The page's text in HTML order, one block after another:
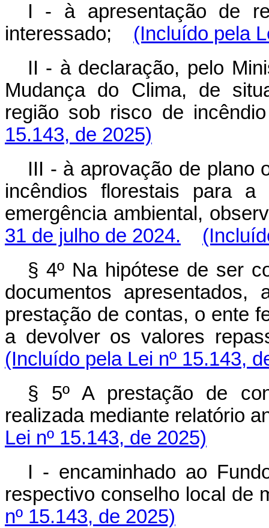
I - à apresentação de
interessado;
(Incluído pela
II - à declaração, pelo
Mudança do Clima, de
região sob risco de
15.143, de 2025)
III - à aprovação de plano
incêndios florestais para
emergência ambiental,
31 de julho de 2024.
§ 4º Na hipótese de ser
documentos
prestação de contas, o ente
a devolver os valores
(Incluído pela Lei nº 15.143,
§ 5º A prestação de
realizada mediante relatório
Lei nº 15.143, de 2025)
I - encaminhado ao
respectivo conselho local de
nº 15.143, de 2025)